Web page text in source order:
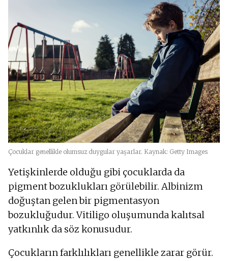
Çocuklar genellikle olumsuz duygular yaşarlar. Kaynak: Getty Images
Yetişkinlerde olduğu gibi çocuklarda da
pigment bozuklukları görülebilir. Albinizm
doğuştan gelen bir pigmentasyon
bozukluğudur. Vitiligo oluşumunda kalıtsal
yatkınlık da söz konusudur.
Çocukların farklılıkları genellikle zarar görür.